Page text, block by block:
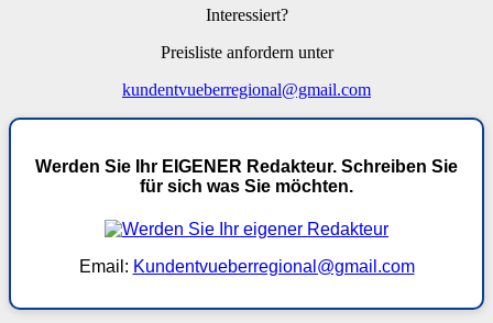
Interessiert?
Preisliste anfordern unter
kundentvueberregional@gmail.com
Werden Sie Ihr EIGENER Redakteur. Schreiben Sie
für sich was Sie möchten.
Email: Kundentvueberregional@gmail.com